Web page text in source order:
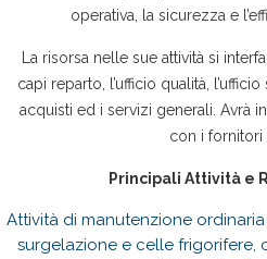
operativa, la sicurezza e
La risorsa nelle sue attività si
capi reparto, l’ufficio qualità,
acquisti ed i servizi generali. Avrà
con i fornitori
Principali Attività e
Attività di manutenzione
surgelazione e celle frigorifere,